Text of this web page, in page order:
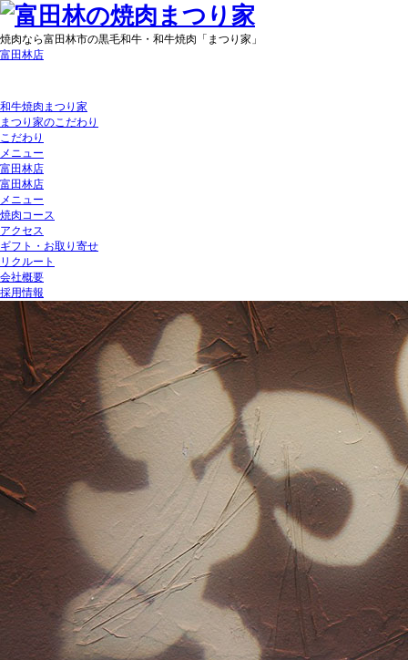
焼肉なら富田林市の黒毛和牛・和牛焼肉「まつり家」
富田林店
和牛焼肉まつり家
まつり家のこだわり
こだわり
メニュー
富田林店
富田林店
メニュー
焼肉コース
アクセス
ギフト・お取り寄せ
リクルート
会社概要
採用情報